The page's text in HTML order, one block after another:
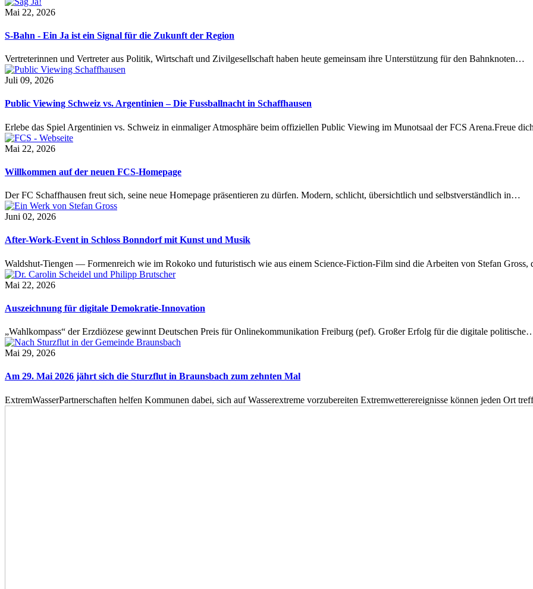
Mai 22, 2026
S-Bahn - Ein Ja ist ein Signal für die Zukunft der Region
Vertreterinnen und Vertreter aus Politik, Wirtschaft und Zivilgesellschaft haben heute gemeinsam ihre Unterstützung für den Bahnknoten…
Juli 09, 2026
Public Viewing Schweiz vs. Argentinien – Die Fussballnacht in Schaffhausen
Erlebe das Spiel Argentinien vs. Schweiz in einmaliger Atmosphäre beim offiziellen Public Viewing im Munotsaal der FCS Arena.Freue
Mai 22, 2026
Willkommen auf der neuen FCS-Homepage
Der FC Schaffhausen freut sich, seine neue Homepage präsentieren zu dürfen. Modern, schlicht, übersichtlich und selbstverständlich in…
Juni 02, 2026
After-Work-Event in Schloss Bonndorf mit Kunst und Musik
Waldshut-Tiengen — Formenreich wie im Rokoko und futuristisch wie aus einem Science-Fiction-Film sind die Arbeiten von Stefan
Mai 22, 2026
Auszeichnung für digitale Demokratie-Innovation
„Wahlkompass“ der Erzdiözese gewinnt Deutschen Preis für Onlinekommunikation Freiburg (pef). Großer Erfolg für die digitale
Mai 29, 2026
Am 29. Mai 2026 jährt sich die Sturzflut in Braunsbach zum zehnten Mal
ExtremWasserPartnerschaften helfen Kommunen dabei, sich auf Wasserextreme vorzubereiten Extremwetterereignisse können jeden Ort